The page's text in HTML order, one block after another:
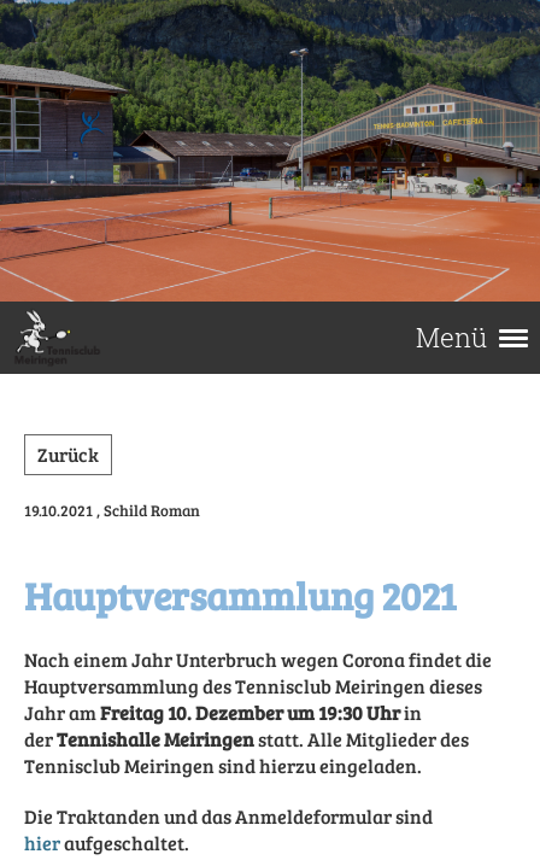
Menü
Zurück
19.10.2021, Schild Roman
Hauptversammlung 2021
Nach einem Jahr Unterbruch wegen Corona findet die
Hauptversammlung des Tennisclub Meiringen dieses
Jahr amFreitag 10. Dezember um 19:30 Uhrin
derTennishalle Meiringenstatt. Alle Mitglieder des
Tennisclub Meiringen sind hierzu eingeladen.
Die Traktanden und das Anmeldeformular sind
hieraufgeschaltet.